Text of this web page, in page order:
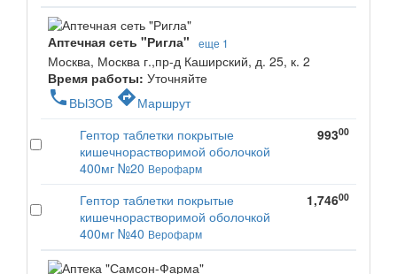
Аптечная сеть "Ригла" еще 1
Москва, Москва г.,пр-д Каширский, д. 25, к. 2
Время работы: Уточняйте
phone ВЫЗОВ directionsМаршрут
Гептор таблетки покрытые
кишечнорастворимой оболочкой
400мг №20 Верофарм
99300
Гептор таблетки покрытые
кишечнорастворимой оболочкой
400мг №40 Верофарм
1,74600